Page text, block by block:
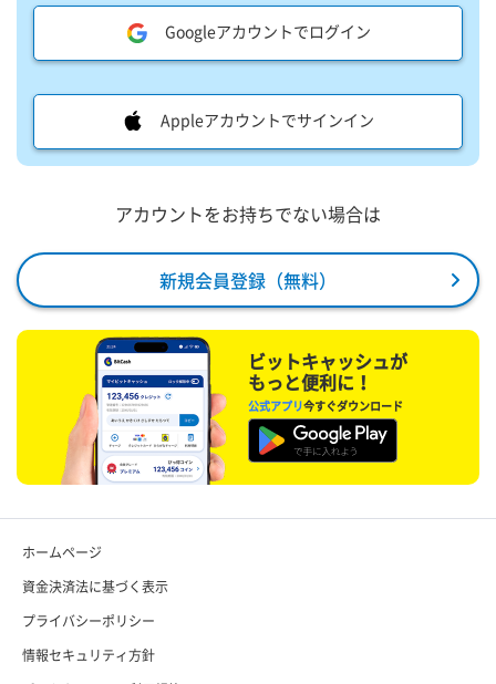
Googleアカウントでログイン
Appleアカウントでサインイン
アカウントをお持ちでない場合は
新規会員登録（無料）
ビットキャッシュが
もっと便利に！
公式アプリ今すぐダウンロード
ホームページ
資金決済法に基づく表示
プライバシーポリシー
情報セキュリティ方針